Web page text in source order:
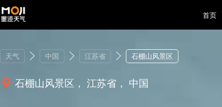
首页
天气 中国 江苏省 石棚山风景区
石棚山风景区， 江苏省， 中国